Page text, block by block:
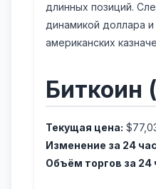
длинных позиций.
динамикой доллара
американских
Биткоин
Текущая цена:
Изменение за 24
Объём торгов за 24